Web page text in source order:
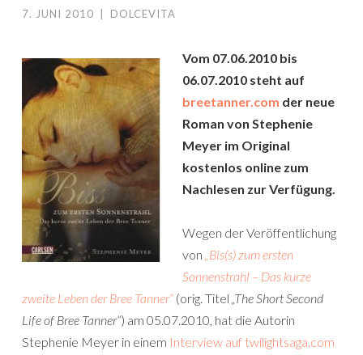
7. JUNI 2010 DOLCEVITA
Vom 07.06.2010 bis
06.07.2010 steht auf
breetanner.com der neue
Roman von Stephenie
Meyer im Original
kostenlos online zum
Nachlesen zur Verfügung.
Wegen der Veröffentlichung
von „Bis(s) zum ersten
Sonnenstrahl – Das kurze
zweite Leben der Bree Tanner“ (orig. Titel „The Short Second
Life of Bree Tanner“) am 05.07.2010, hat die Autorin
Stephenie Meyer in einem Interview auf twilightsaga.com